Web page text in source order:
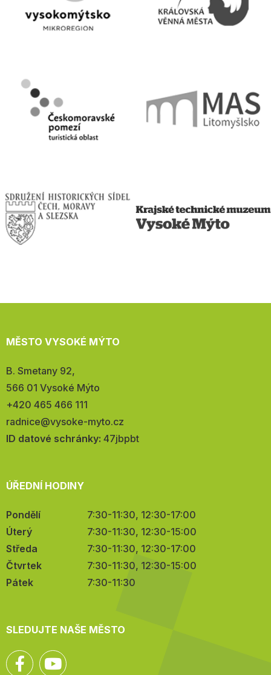
MĚSTO VYSOKÉ MÝTO
Adresa:
B. Smetany 92,
566 01 Vysoké Mýto
Telefon:
+420 465 466 111
E-
mail:
radnice@vysoke-myto.cz
ID datové schránky: 47jbpbt
ÚŘEDNÍ HODINY
Pondělí
7:30-11:30, 12:30-17:00
Úterý
7:30-11:30, 12:30-15:00
Středa
7:30-11:30, 12:30-17:00
Čtvrtek
7:30-11:30, 12:30-15:00
Pátek
7:30-11:30
SLEDUJTE NAŠE MĚSTO
Facebook